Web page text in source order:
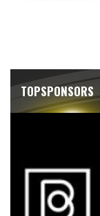
TOPSPONSORS